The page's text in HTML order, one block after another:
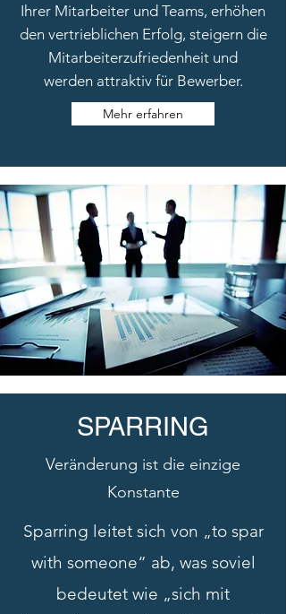
Ihrer Mitarbeiter und Teams, erhöhen
den vertrieblichen Erfolg, steigern die
Mitarbeiterzufriedenheit und
werden attraktiv für Bewerber.
Mehr erfahren
SPARRING
Veränderung ist die einzige
Konstante
Sparring leitet sich von „to spar
with someone“ ab, was soviel
bedeutet wie „sich mit